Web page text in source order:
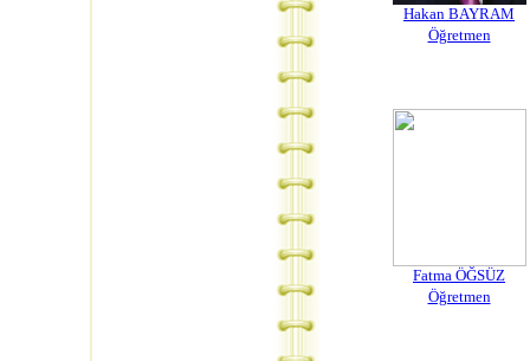
Hakan BAYRAM
Öğretmen
Fatma ÖĞSÜZ
Öğretmen